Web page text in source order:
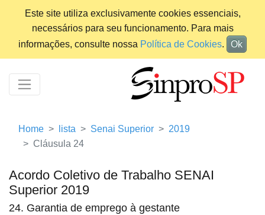
Este site utiliza exclusivamente cookies essenciais,
necessários para seu funcionamento. Para mais
informações, consulte nossa Política de Cookies. Ok
Home lista Senai Superior
2019
Cláusula 24
Acordo Coletivo de Trabalho SENAI
Superior 2019
24. Garantia de emprego à gestante